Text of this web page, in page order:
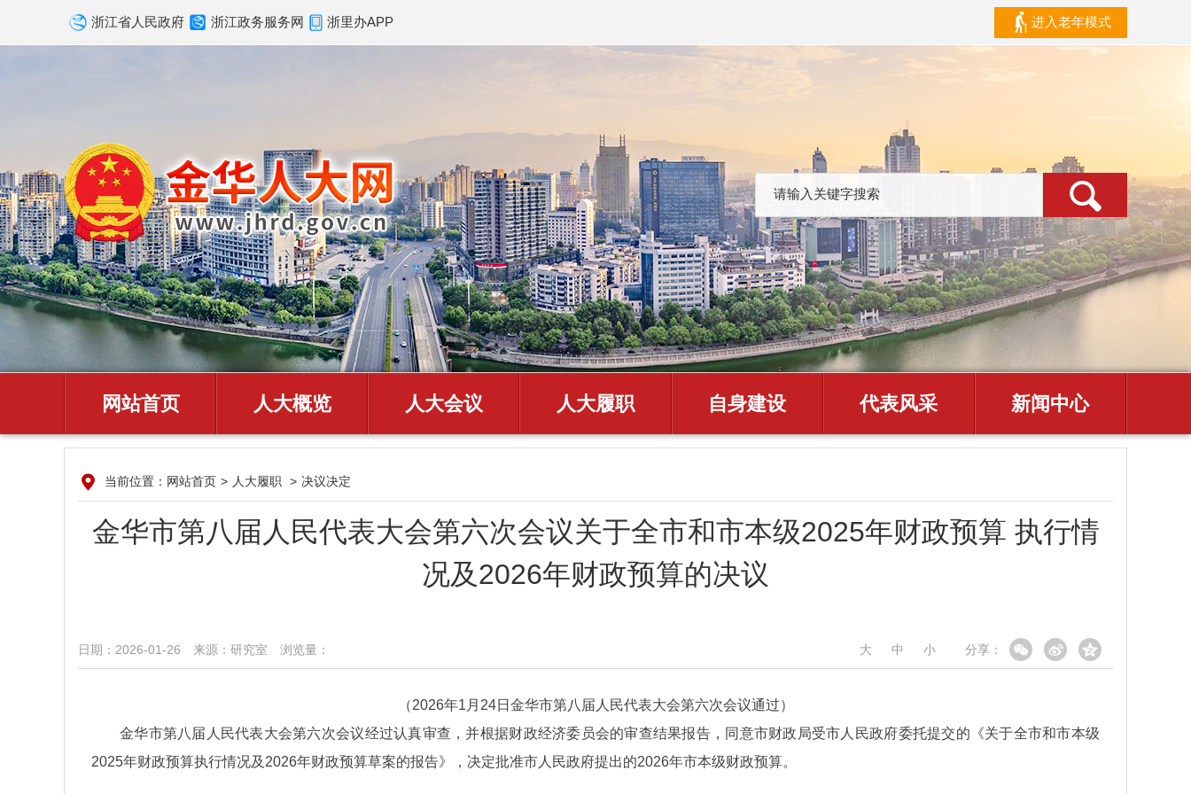
浙江省人民政府 浙江政务服务网 浙里办APP 进入老年模式
网站首页 人大概览 人大会议 人大履职 自身建设 代表风采 新闻中心
当前位置： 网站首页 > 人大履职 > 决议决定
金华市第八届人民代表大会第六次会议关于全市和市本级2025年财政预算 执行情
况及2026年财政预算的决议
日期：2026-01-26 来源：​研究室 浏览量：​ 分享：
大 中 小
（2026年1月24日金华市第八届人民代表大会第六次会议通过）
金华市第八届人民代表大会第六次会议经过认真审查，并根据财政经济委员会的审查结果报告，同意市财政局受市人民政府委托提交的《关于全市和市本级
2025年财政预算执行情况及2026年财政预算草案的报告》，决定批准市人民政府提出的2026年市本级财政预算。